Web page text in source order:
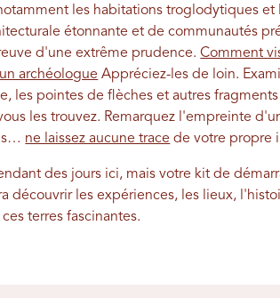
les habitations troglodytiques et
étonnante et de communautés
d'une extrême prudence.Comment
archéologue Appréciez-les de loin.
les pointes de flèches et autres
les trouvez. Remarquez l'empreinte
ne laissez aucune trace de votre propre
des jours ici, mais votre kit de
découvrir les expériences, les lieux,
terres fascinantes.